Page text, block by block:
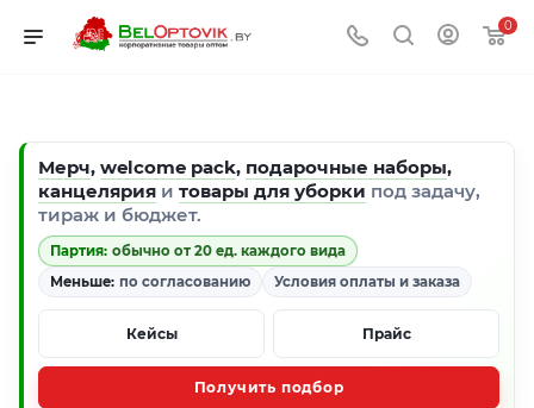
0
Мерч, welcome pack, подарочные наборы,
канцелярия и товары для уборки под задачу,
тираж и бюджет.
Партия: обычно от 20 ед. каждого вида
Меньше: по согласованию Условия оплаты и заказа
Кейсы Прайс
Получить подбор